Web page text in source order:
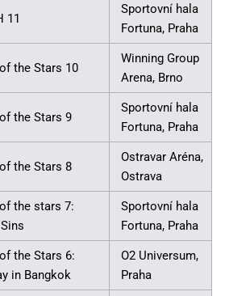
11
Sportovní hala
Fortuna, Praha
the Stars 10
Winning Group
Arena, Brno
the Stars 9
Sportovní hala
Fortuna, Praha
the Stars 8
Ostravar Aréna,
Ostrava
the stars 7:
Sportovní hala
Fortuna, Praha
the Stars 6:
in Bangkok
O2 Universum,
Praha